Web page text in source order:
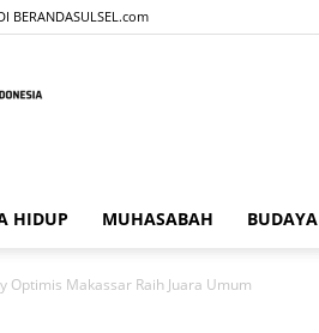
BERANDASULSEL.com
HIDUP MUHASABAH BUDAYA
Optimis Makassar Raih Juara Umum